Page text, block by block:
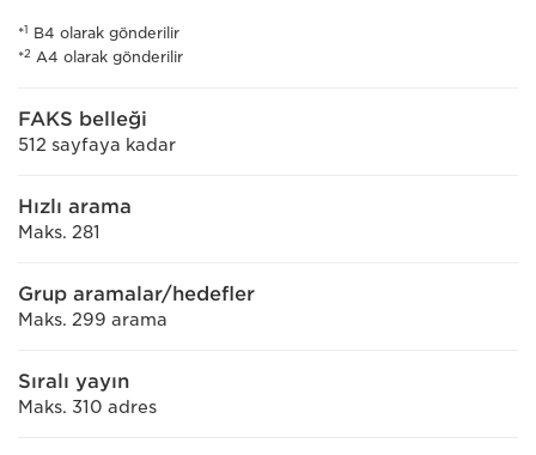
*1 B4 olarak gönderilir
*2 A4 olarak gönderilir
FAKS belleği
512 sayfaya kadar
Hızlı arama
Maks. 281
Grup aramalar/hedefler
Maks. 299 arama
Sıralı yayın
Maks. 310 adres